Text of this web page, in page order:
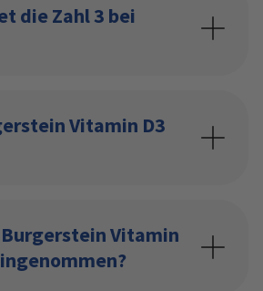
die Zahl 3 bei
Vitamin D3
Vitamin